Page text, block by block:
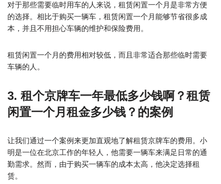
对于那些需要临时用车的人来说，租赁闲置一个月是非常方便
的选择。相比于购买一辆车，租赁闲置一个月能够节省很多成
本，并且不用担心车辆的维护和保险费用。
租赁闲置一个月的费用相对较低，而且非常适合那些临时需要
车辆的人。
3. 租个京牌车一年最低多少钱啊？租赁
闲置一个月租金多少钱？的案例
让我们通过一个案例来更加直观地了解租赁京牌车的费用。小
明是一位在北京工作的年轻人，他需要一辆车来满足日常的通
勤需求。然而，由于购买一辆车的成本太高，他决定选择租
赁。